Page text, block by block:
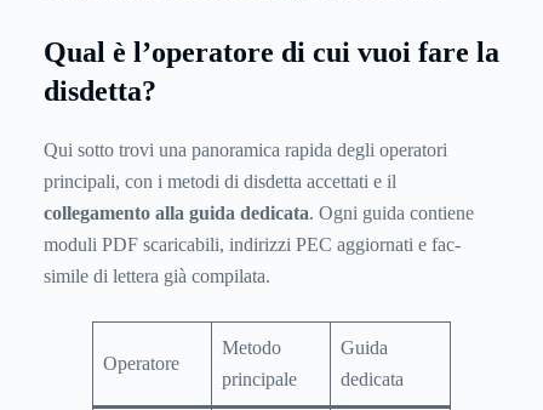
Qual è l’operatore di cui vuoi fare la
disdetta?
Qui sotto trovi una panoramica rapida degli operatori
principali, con i metodi di disdetta accettati e il
collegamento alla guida dedicata. Ogni guida contiene
moduli PDF scaricabili, indirizzi PEC aggiornati e fac-
simile di lettera già compilata.
Operatore
Metodo
principale
Guida
dedicata